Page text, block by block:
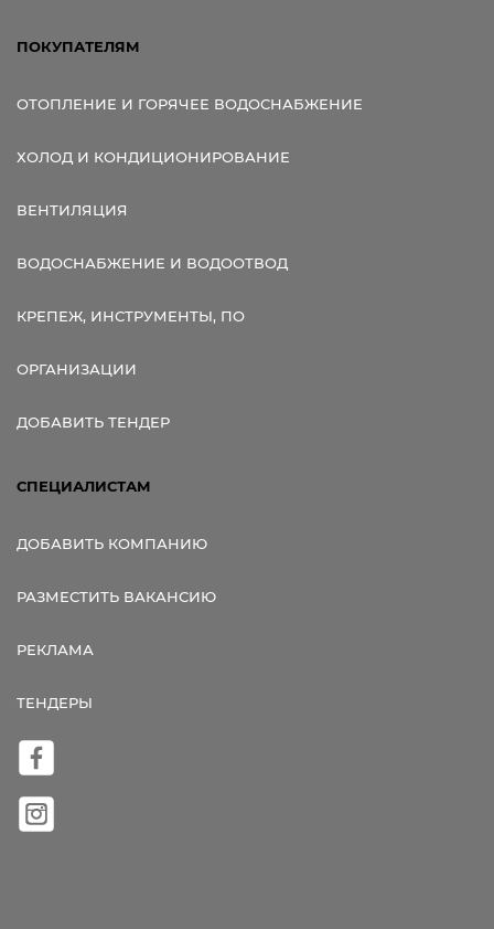
ПОКУПАТЕЛЯМ
ОТОПЛЕНИЕ И ГОРЯЧЕЕ ВОДОСНАБЖЕНИЕ
ХОЛОД И КОНДИЦИОНИРОВАНИЕ
ВЕНТИЛЯЦИЯ
ВОДОСНАБЖЕНИЕ И ВОДООТВОД
КРЕПЕЖ, ИНСТРУМЕНТЫ, ПО
ОРГАНИЗАЦИИ
ДОБАВИТЬ ТЕНДЕР
СПЕЦИАЛИСТАМ
ДОБАВИТЬ КОМПАНИЮ
РАЗМЕСТИТЬ ВАКАНСИЮ
РЕКЛАМА
ТЕНДЕРЫ